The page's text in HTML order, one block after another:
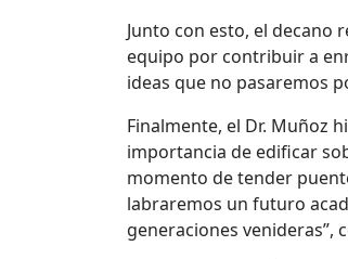
Junto con esto, el decano
equipo por contribuir a
ideas que no pasaremos
Finalmente, el Dr. Muñoz
importancia de edificar
momento de tender
labraremos un futuro
generaciones venideras”,